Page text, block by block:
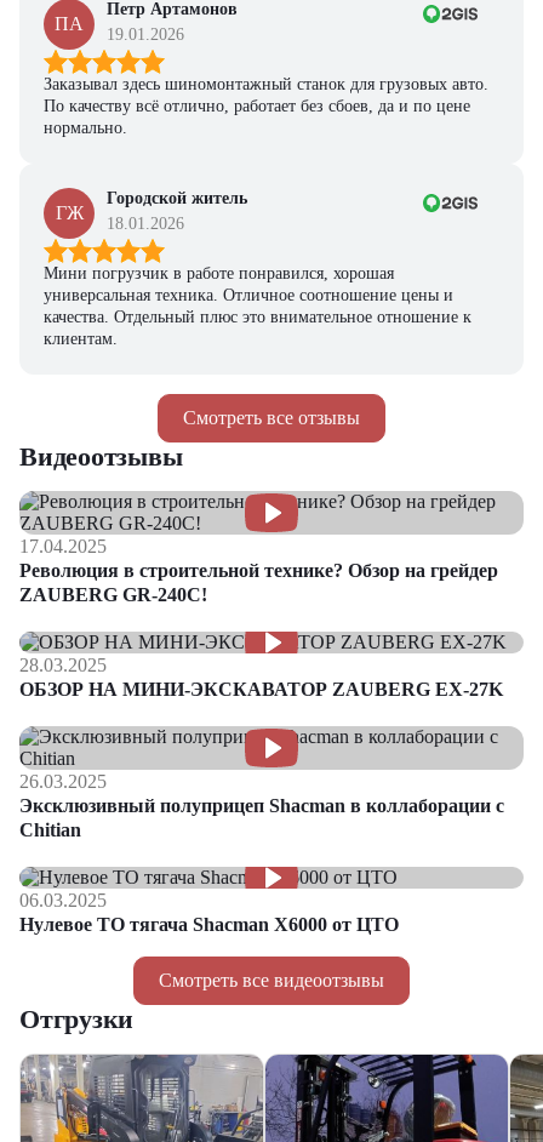
Смотреть все отзывы
ПА
Петр Артамонов
19.01.2026
Заказывал здесь шиномонтажный станок для грузовых авто.
По качеству всё отлично, работает без сбоев, да и по цене
нормально.
ГЖ
Городской житель
18.01.2026
Мини погрузчик в работе понравился, хорошая
универсальная техника. Отличное соотношение цены и
качества. Отдельный плюс это внимательное отношение к
клиентам.
Смотреть все видеоотзывы
Видеоотзывы
17.04.2025
Революция в строительной технике? Обзор на грейдер
ZAUBERG GR-240C!
28.03.2025
ОБЗОР НА МИНИ-ЭКСКАВАТОР ZAUBERG EX-27K
26.03.2025
Эксклюзивный полуприцеп Shacman в коллаборации с
Chitian
06.03.2025
Нулевое ТО тягача Shacman Х6000 от ЦТО
Отгрузки